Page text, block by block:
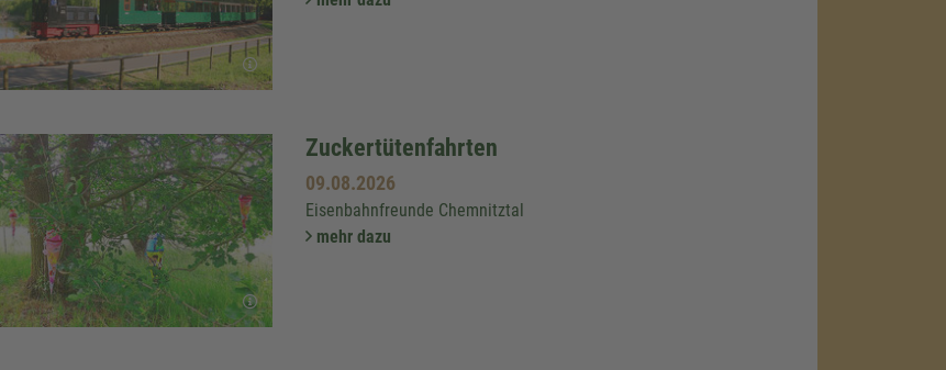
Zuckertütenfahrten
09.08.2026
Eisenbahnfreunde Chemnitztal
mehr dazu